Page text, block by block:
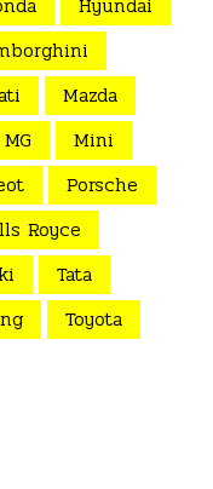
Mazda
MG
Mini
Porsche
Royce
Tata
Toyota